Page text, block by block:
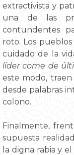
extractivista y
una de las
contundentes
roto. Los
cuidado de la
líder come de
este modo, traen
desde palabras
colono.
Finalmente,
supuesta
la digna rabia y